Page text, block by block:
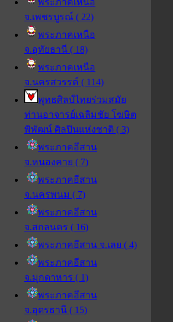
พระภาคเหนือ
จ.เพชรบูรณ์ ( 22)
พระภาคเหนือ
จ.อุทัยธานี ( 18)
พระภาคเหนือ
จ.นครสวรรค์ ( 114)
พุทธศิลป์ไทยร่วมสมัย
ท่านอาจารย์เฉลิมชัย โฆษิต
พิพัฒน์ ศิลปินแห่งชาติ ( 3)
พระภาคอีสาน
จ.หนองคาย ( 7)
พระภาคอีสาน
จ.นครพนม ( 7)
พระภาคอีสาน
จ.สกลนคร ( 16)
พระภาคอีสาน จ.เลย ( 4)
พระภาคอีสาน
จ.มุกดาหาร ( 1)
พระภาคอีสาน
จ.อุดรธานี ( 15)